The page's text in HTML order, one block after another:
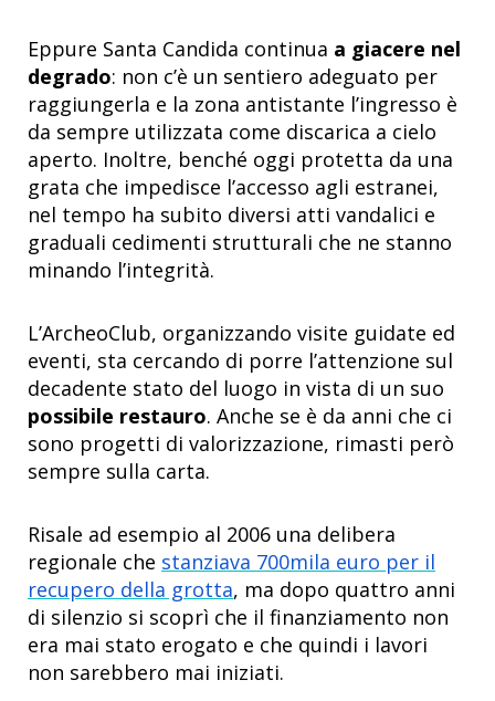
Eppure Santa Candida continua a giacere nel
degrado: non c’è un sentiero adeguato per
raggiungerla e la zona antistante l’ingresso è
da sempre utilizzata come discarica a cielo
aperto. Inoltre, benché oggi protetta da una
grata che impedisce l’accesso agli estranei,
nel tempo ha subito diversi atti vandalici e
graduali cedimenti strutturali che ne stanno
minando l’integrità.
L’ArcheoClub, organizzando visite guidate ed
eventi, sta cercando di porre l’attenzione sul
decadente stato del luogo in vista di un suo
possibile restauro. Anche se è da anni che ci
sono progetti di valorizzazione, rimasti però
sempre sulla carta.
Risale ad esempio al 2006 una delibera
regionale che stanziava 700mila euro per il
recupero della grotta, ma dopo quattro anni
di silenzio si scoprì che il finanziamento non
era mai stato erogato e che quindi i lavori
non sarebbero mai iniziati.